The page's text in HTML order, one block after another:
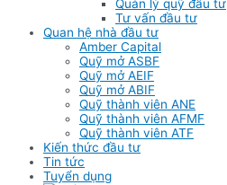
Quản lý quỹ đầu tư
Tư vấn đầu tư
Quan hệ nhà đầu tư
Amber Capital
Quỹ mở ASBF
Quỹ mở AEIF
Quỹ mở ABIF
Quỹ thành viên ANE
Quỹ thành viên AFMF
Quỹ thành viên ATF
Kiến thức đầu tư
Tin tức
Tuyển dụng